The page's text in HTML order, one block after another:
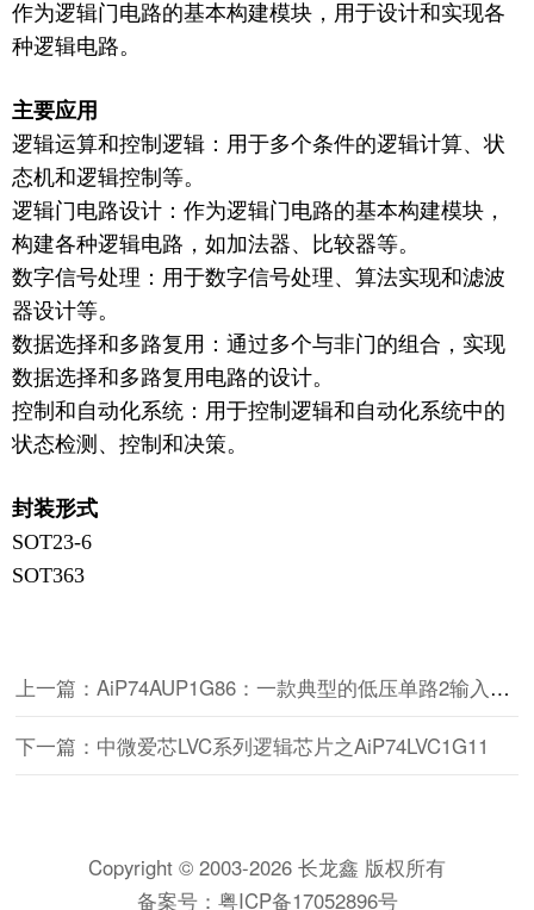
作为逻辑门电路的基本构建模块，用于设计和实现各
种逻辑电路。
主要应用
逻辑运算和控制逻辑：用于多个条件的逻辑计算、状
态机和逻辑控制等。
逻辑门电路设计：作为逻辑门电路的基本构建模块，
构建各种逻辑电路，如加法器、比较器等。
数字信号处理：用于数字信号处理、算法实现和滤波
器设计等。
数据选择和多路复用：通过多个与非门的组合，实现
数据选择和多路复用电路的设计。
控制和自动化系统：用于控制逻辑和自动化系统中的
状态检测、控制和决策。
封装形式
SOT23-6
SOT363
上一篇：AiP74AUP1G86：一款典型的低压单路2输入异或门电路
下一篇：中微爱芯LVC系列逻辑芯片之AiP74LVC1G11
Copyright © 2003-2026 长龙鑫 版权所有
备案号： 粤ICP备17052896号